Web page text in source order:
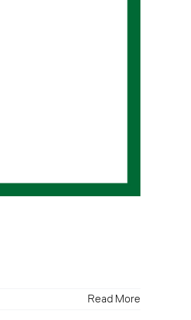
Read More